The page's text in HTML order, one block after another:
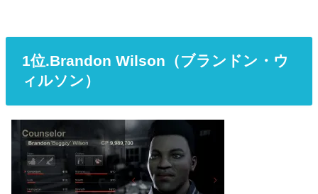
1位.Brandon Wilson（ブランドン・ウ
ィルソン）